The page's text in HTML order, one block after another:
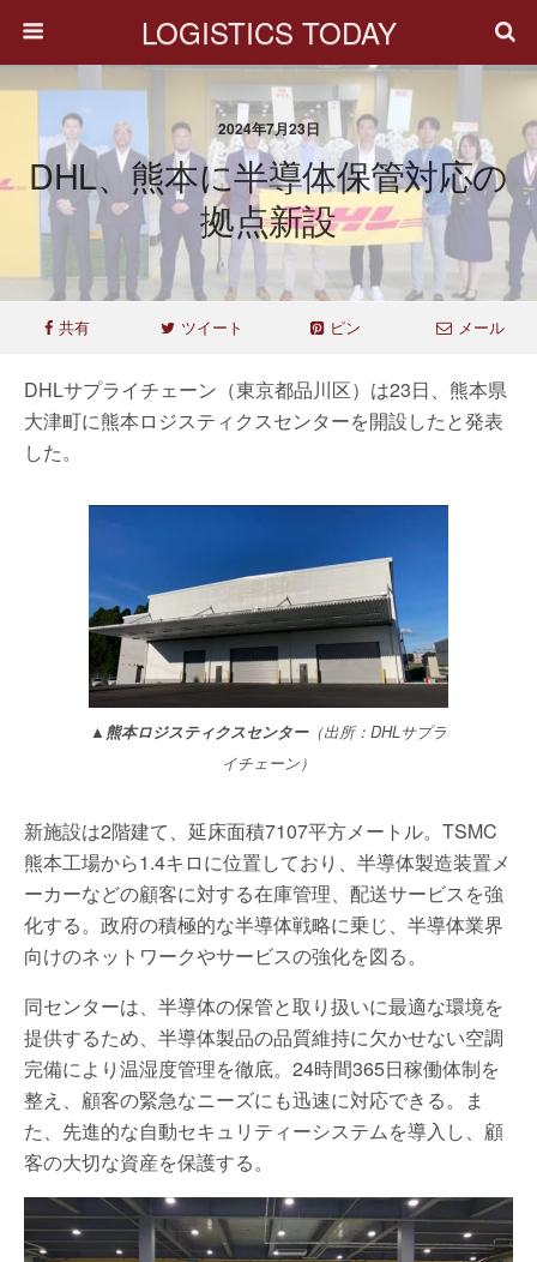
LOGISTICS TODAY
2024年7月23日
DHL、熊本に半導体保管対応の
拠点新設
共有 ツイート ピン メール
DHLサプライチェーン（東京都品川区）は23日、熊本県
大津町に熊本ロジスティクスセンターを開設したと発表
した。
▲熊本ロジスティクスセンター（出所：DHLサプラ
イチェーン）
新施設は2階建て、延床面積7107平方メートル。TSMC
熊本工場から1.4キロに位置しており、半導体製造装置メ
ーカーなどの顧客に対する在庫管理、配送サービスを強
化する。政府の積極的な半導体戦略に乗じ、半導体業界
向けのネットワークやサービスの強化を図る。
同センターは、半導体の保管と取り扱いに最適な環境を
提供するため、半導体製品の品質維持に欠かせない空調
完備により温湿度管理を徹底。24時間365日稼働体制を
整え、顧客の緊急なニーズにも迅速に対応できる。ま
た、先進的な自動セキュリティーシステムを導入し、顧
客の大切な資産を保護する。